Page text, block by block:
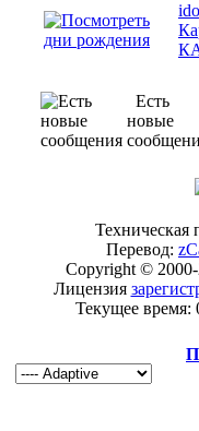
Есть
новые
Перевод:
Copyright © 2000-
Лицензия
Текущее время: